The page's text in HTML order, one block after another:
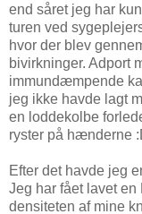
end såret jeg har
turen ved
hvor der blev
bivirkninger. Adport
immundæmpende
jeg ikke havde lagt
en loddekolbe
ryster på hænderne
Efter det havde jeg
Jeg har fået lavet
densiteten af mine